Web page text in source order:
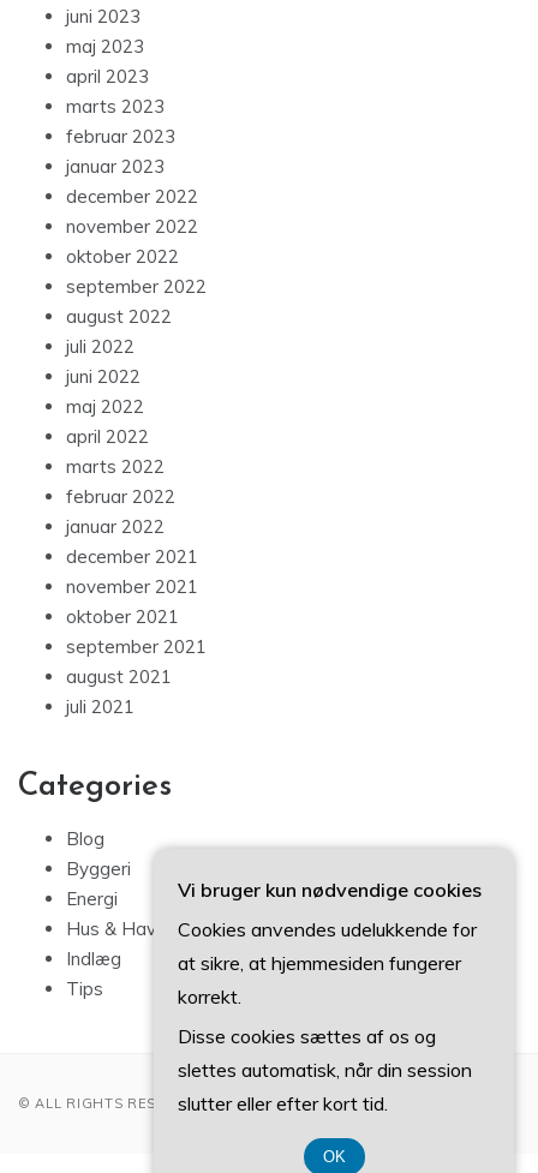
juni 2023
maj 2023
april 2023
marts 2023
februar 2023
januar 2023
december 2022
november 2022
oktober 2022
september 2022
august 2022
juli 2022
juni 2022
maj 2022
april 2022
marts 2022
februar 2022
januar 2022
december 2021
november 2021
oktober 2021
september 2021
august 2021
juli 2021
Categories
Blog
Byggeri
Energi
Hus & Have
Indlæg
Tips
© ALL RIGHTS RESERVED 2022
Vi bruger kun nødvendige cookies
Cookies anvendes udelukkende for
at sikre, at hjemmesiden fungerer
korrekt.
Disse cookies sættes af os og
slettes automatisk, når din session
slutter eller efter kort tid.
OK